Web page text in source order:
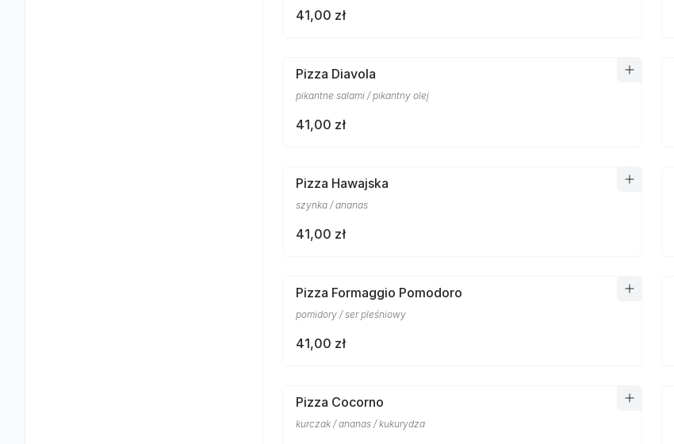
41,00 zł
Pizza Diavola
pikantne salami / pikantny olej
41,00 zł
Pizza Hawajska
szynka / ananas
41,00 zł
Pizza Formaggio Pomodoro
pomidory / ser pleśniowy
41,00 zł
Pizza Cocorno
kurczak / ananas / kukurydza